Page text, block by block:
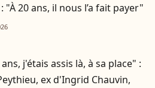
"À 20 ans, il nous l’a fait payer"
j'étais assis là, à sa place" :
ex d'Ingrid Chauvin,